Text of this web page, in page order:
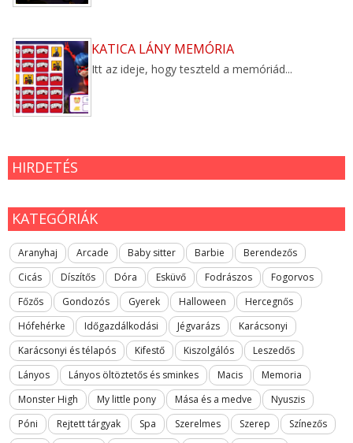
KATICA LÁNY MEMÓRIA
Itt az ideje, hogy teszteld a memóriád...
HIRDETÉS
KATEGÓRIÁK
Aranyhaj Arcade Baby sitter Barbie
Berendezős
Cicás
Díszítős Dóra Esküvő Fodrászos
Fogorvos
Főzős
Gondozós Gyerek Halloween
Hercegnős
Hófehérke
Időgazdálkodási Jégvarázs
Karácsonyi
Karácsonyi és télapós
Kifestő Kiszolgálós
Leszedős
Lányos
Lányos öltöztetős és sminkes Macis
Memoria
Monster High
My little pony Mása és a medve
Nyuszis
Póni
Rejtett tárgyak Spa Szerelmes Szerep
Színezős